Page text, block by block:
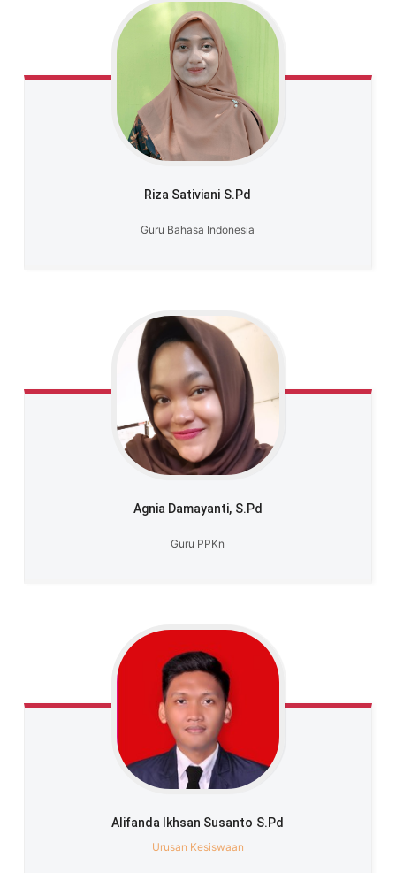
Riza Sativiani S.Pd
Guru Bahasa Indonesia
Agnia Damayanti, S.Pd
Guru PPKn
Alifanda Ikhsan Susanto S.Pd
Urusan Kesiswaan